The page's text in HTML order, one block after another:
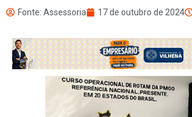
Fonte: Assessoria 17 de outubro de 2024